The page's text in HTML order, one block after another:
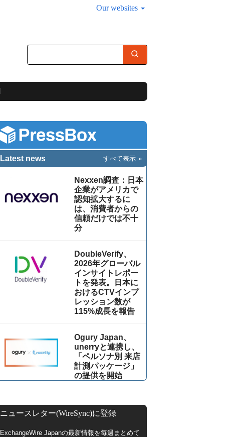
Our websites
Latest news すべて表示
Nexxen調査：日本
企業がアメリカで
認知拡大するに
は、消費者からの
信頼だけでは不十
分
DoubleVerify、
2026年グローバル
インサイトレポー
トを発表。日本に
おけるCTVインプ
レッション数が
115%成⻑を報告
Ogury Japan、
unerryと連携し、
「ペルソナ別 来店
計測パッケージ」
の提供を開始
ニュースレター(WireSync)に登録
ExchangeWire Japanの最新情報を毎週まとめて